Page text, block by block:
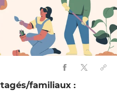
familiaux :